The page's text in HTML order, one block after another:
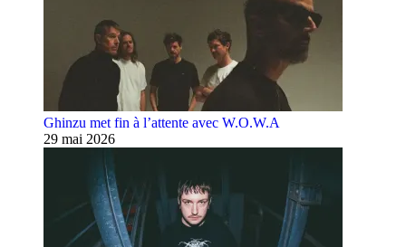
Ghinzu met fin à l’attente avec W.O.W.A
29 mai 2026